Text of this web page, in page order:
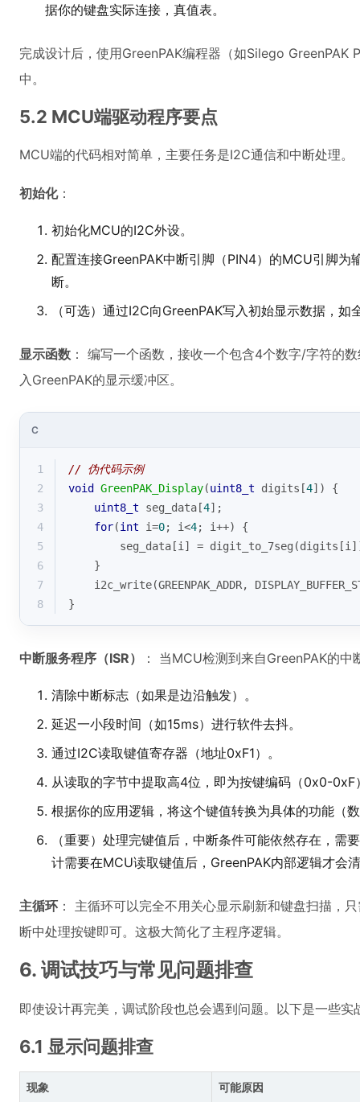
据你的键盘实际连接，真值表。
完成设计后，使用GreenPAK编程器（如Silego GreenPAK
中。
5.2 MCU端驱动程序要点
MCU端的代码相对简单，主要任务是I2C通信和中断处理。
初始化：
初始化MCU的I2C外设。
配置连接GreenPAK中断引脚（PIN4）的MCU引脚为
断。
（可选）通过I2C向GreenPAK写入初始显示数据，如
显示函数 ： 编写一个函数，接收一个包含4个数字/字符的
入GreenPAK的显示缓冲区。
C
1
// 伪代码示例
2
void GreenPAK_Display(uint8_t digits[4])
{
3
uint8_t seg_data[4];
4
for(int i=0; i<4; i++) {
5
seg_data[i] =
6
    }
7
i2c_write(GREENPAK_ADDR,
8
}
中断服务程序（ISR） ： 当MCU检测到来自GreenPAK的
清除中断标志（如果是边沿触发）。
延迟一小段时间（如15ms）进行软件去抖。
通过I2C读取键值寄存器（地址0xF1）。
从读取的字节中提取高4位，即为按键编码（0x0-0xF
根据你的应用逻辑，将这个键值转换为具体的功能（
（重要）处理完键值后，中断条件可能依然存在，
计需要在MCU读取键值后，GreenPAK内部逻辑才会
主循环 ： 主循环可以完全不用关心显示刷新和键盘扫描，
断中处理按键即可。这极大简化了主程序逻辑。
6. 调试技巧与常见问题排查
即使设计再完美，调试阶段也总会遇到问题。以下是一些实
6.1 显示问题排查
现象 可能原因